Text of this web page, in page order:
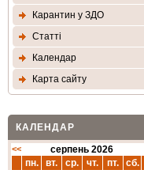
Карантин у ЗДО
Статтi
Календар
Карта сайту
КАЛЕНДАР
<< серпень 2026
пн. вт. ср. чт. пт. сб.